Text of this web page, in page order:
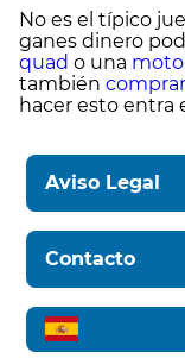
No es el típico
ganes dinero
quad o una moto
también comprar
hacer esto entra
Aviso Legal
Contacto